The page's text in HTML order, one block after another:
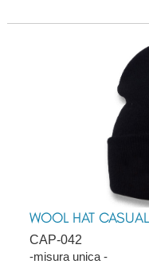
WOOL HAT
CAP-042
-misura unica -